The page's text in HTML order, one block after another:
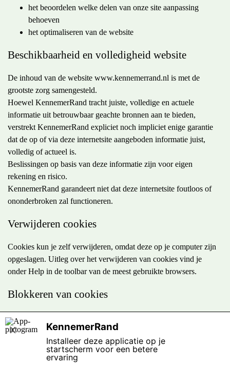
het beoordelen welke delen van onze site aanpassing
behoeven
het optimaliseren van de website
Beschikbaarheid en volledigheid website
De inhoud van de website www.kennemerrand.nl is met de
grootste zorg samengesteld.
Hoewel KennemerRand tracht juiste, volledige en actuele
informatie uit betrouwbaar geachte bronnen aan te bieden,
verstrekt KennemerRand expliciet noch impliciet enige garantie
dat de op of via deze internetsite aangeboden informatie juist,
volledig of actueel is.
Beslissingen op basis van deze informatie zijn voor eigen
rekening en risico.
KennemerRand garandeert niet dat deze internetsite foutloos of
ononderbroken zal functioneren.
Verwijderen cookies
Cookies kun je zelf verwijderen, omdat deze op je computer zijn
opgeslagen. Uitleg over het verwijderen van cookies vind je
onder Help in de toolbar van de meest gebruikte browsers.
Blokkeren van cookies
De meeste browsers zijn standaard ingesteld om cookies te
accepteren, maar je kunt de browser opnieuw instellen om alle
cookies te weigeren of om aan te geven wanneer een cookie
wordt verzonden. Het is echter mogelijk dat sommige functies en
KennemerRand
Installeer deze applicatie op je
startscherm voor een betere
ervaring
X